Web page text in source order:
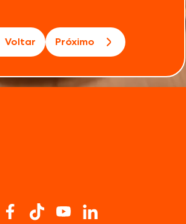
Voltar Próximo